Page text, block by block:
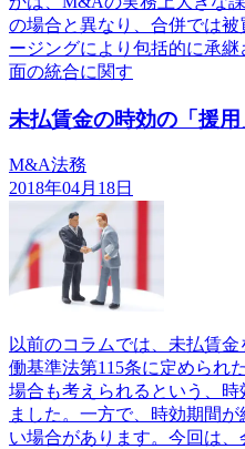
の場合と異なり、合併では
ージングにより包括的に承
面の統合に関す
未払賃金の時効の「援用
M&A法務
2018年04月18日
以前のコラムでは、未払賃
働基準法第115条に定められ
場合も考えられるという、
ました。一方で、時効期間
い場合があります。今回は